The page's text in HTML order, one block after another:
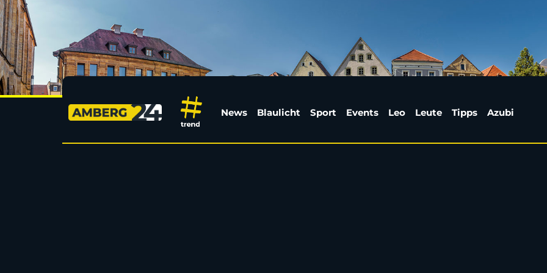
Sexuelle Nötigung in Amberg: 70-Jähriger
News Blaulicht Sport Events Leo Leute Tipps Azubi